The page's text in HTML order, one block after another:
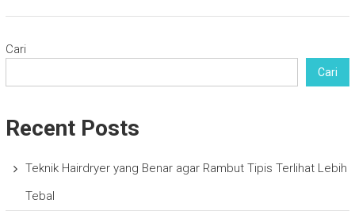
Cari
Cari
Recent Posts
Teknik Hairdryer yang Benar agar Rambut Tipis Terlihat Lebih
Tebal